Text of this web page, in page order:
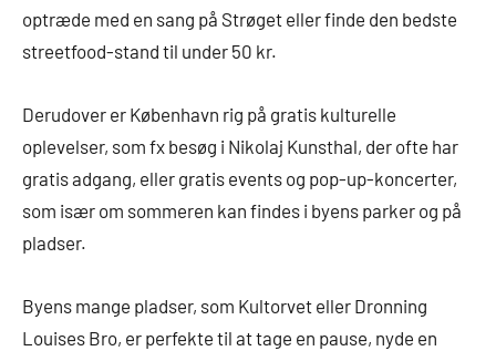
optræde med en sang på Strøget eller finde den bedste
streetfood-stand til under 50 kr.
Derudover er København rig på gratis kulturelle
oplevelser, som fx besøg i Nikolaj Kunsthal, der ofte har
gratis adgang, eller gratis events og pop-up-koncerter,
som især om sommeren kan findes i byens parker og på
pladser.
Byens mange pladser, som Kultorvet eller Dronning
Louises Bro, er perfekte til at tage en pause, nyde en